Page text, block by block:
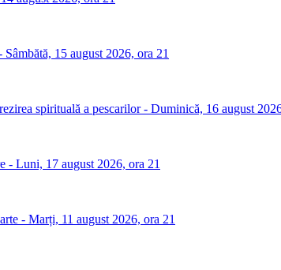
15 august 2026, ora 21
spirituală a pescarilor - Duminică, 16 august
- Luni, 17 august 2026, ora 21
- Marți, 11 august 2026, ora 21